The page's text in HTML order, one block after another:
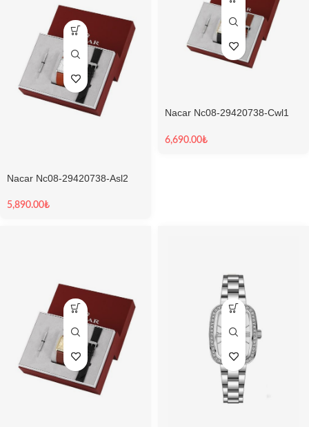
Nacar Nc08-29420738-Asl2
5,890.00₺
Nacar Nc08-29420738-Cwl1
6,690.00₺